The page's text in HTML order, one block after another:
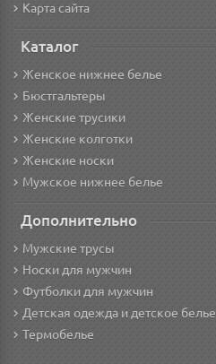
Карта сайта
Каталог
Женское нижнее белье
Бюстгальтеры
Женские трусики
Женские колготки
Женские носки
Мужское нижнее белье
Дополнительно
Мужские трусы
Носки для мужчин
Футболки для мужчин
Детская одежда и детское белье
Термобелье